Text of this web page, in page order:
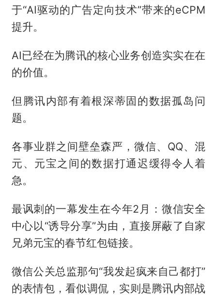
于“AI驱动的广告定向技术”带来的eCPM
提升。
AI已经在为腾讯的核心业务创造实实在在
的价值。
但腾讯内部有着根深蒂固的数据孤岛问
题。
各事业群之间壁垒森严，微信、QQ、混
元、元宝之间的数据打通迟缓得令人着
急。
最讽刺的一幕发生在今年2月：微信安全
中心以“诱导分享”为由，直接屏蔽了自家
兄弟元宝的春节红包链接。
微信公关总监那句“我发起疯来自己都打”
的表情包，看似调侃，实则是腾讯内部战